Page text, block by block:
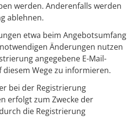
werden. Anderenfalls werden
ablehnen.
etwa beim Angebotsumfang
Änderungen nutzen
angegebene E-Mail-
diesem Wege zu informieren.
bei der Registrierung
erfolgt zum Zwecke der
die Registrierung